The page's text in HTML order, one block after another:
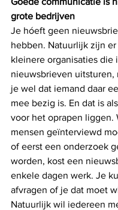
grote bedrijven
Je hóeft geen
hebben. Natuurlijk zijn
kleinere organisaties die
nieuwsbrieven uitsturen,
je wel dat iemand daar
mee bezig is. En dat is
voor het oprapen liggen.
mensen geïnterviewd
of eerst een onderzoek
worden, kost een
enkele dagen werk. Je
afvragen of je dat moet
Natuurlijk wil iedereen